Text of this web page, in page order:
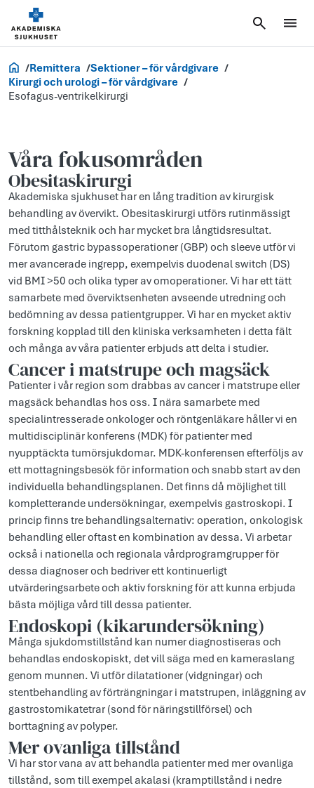
Vårdgivare
Remittera
Sektioner – för vårdgivare
Kirurgi och urologi – för vårdgivare
Esofagus-ventrikelkirurgi
Våra fokusområden
Obesitaskirurgi
Akademiska sjukhuset har en lång tradition av kirurgisk
behandling av övervikt. Obesitaskirurgi utförs rutinmässigt
med titthålsteknik och har mycket bra långtidsresultat.
Förutom gastric bypassoperationer (GBP) och sleeve utför vi
mer avancerade ingrepp, exempelvis duodenal switch (DS)
vid BMI >50 och olika typer av omoperationer. Vi har ett tätt
samarbete med överviktsenheten avseende utredning och
bedömning av dessa patientgrupper. Vi har en mycket aktiv
forskning kopplad till den kliniska verksamheten i detta fält
och många av våra patienter erbjuds att delta i studier.
Cancer i matstrupe och magsäck
Patienter i vår region som drabbas av cancer i matstrupe eller
magsäck behandlas hos oss. I nära samarbete med
specialintresserade onkologer och röntgenläkare håller vi en
multidisciplinär konferens (MDK) för patienter med
nyupptäckta tumörsjukdomar. MDK-konferensen efterföljs av
ett mottagningsbesök för information och snabb start av den
individuella behandlingsplanen. Det finns då möjlighet till
kompletterande undersökningar, exempelvis gastroskopi. I
princip finns tre behandlingsalternativ: operation, onkologisk
behandling eller oftast en kombination av dessa. Vi arbetar
också i nationella och regionala vårdprogramgrupper för
dessa diagnoser och bedriver ett kontinuerligt
utvärderingsarbete och aktiv forskning för att kunna erbjuda
bästa möjliga vård till dessa patienter.
Endoskopi (kikarundersökning)
Många sjukdomstillstånd kan numer diagnostiseras och
behandlas endoskopiskt, det vill säga med en kameraslang
genom munnen. Vi utför dilatationer (vidgningar) och
stentbehandling av förträngningar i matstrupen, inläggning av
gastrostomikatetrar (sond för näringstillförsel) och
borttagning av polyper.
Mer ovanliga tillstånd
Vi har stor vana av att behandla patienter med mer ovanliga
tillstånd, som till exempel akalasi (kramptillstånd i nedre